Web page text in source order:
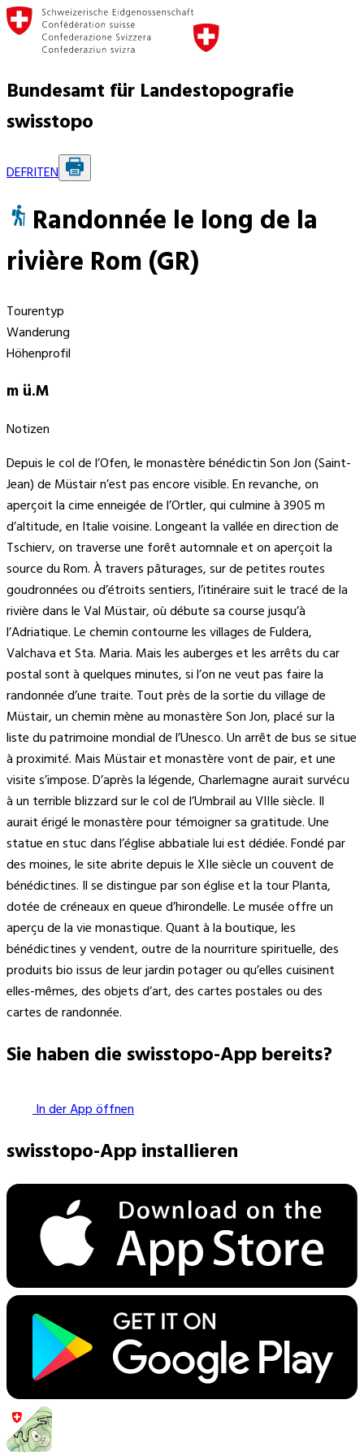
Bundesamt für Landestopografie
swisstopo
DEFRITEN
Randonnée le long de la
rivière Rom (GR)
Tourentyp
Wanderung
Höhenprofil
m ü.M
Notizen
Depuis le col de l’Ofen, le monastère bénédictin Son Jon (Saint-
Jean) de Müstair n’est pas encore visible. En revanche, on
aperçoit la cime enneigée de l’Ortler, qui culmine à 3905 m
d’altitude, en Italie voisine. Longeant la vallée en direction de
Tschierv, on traverse une forêt automnale et on aperçoit la
source du Rom. À travers pâturages, sur de petites routes
goudronnées ou d’étroits sentiers, l’itinéraire suit le tracé de la
rivière dans le Val Müstair, où débute sa course jusqu’à
l’Adriatique. Le chemin contourne les villages de Fuldera,
Valchava et Sta. Maria. Mais les auberges et les arrêts du car
postal sont à quelques minutes, si l’on ne veut pas faire la
randonnée d’une traite. Tout près de la sortie du village de
Müstair, un chemin mène au monastère Son Jon, placé sur la
liste du patrimoine mondial de l’Unesco. Un arrêt de bus se situe
à proximité. Mais Müstair et monastère vont de pair, et une
visite s’impose. D’après la légende, Charlemagne aurait survécu
à un terrible blizzard sur le col de l’Umbrail au VIIIe siècle. Il
aurait érigé le monastère pour témoigner sa gratitude. Une
statue en stuc dans l’église abbatiale lui est dédiée. Fondé par
des moines, le site abrite depuis le XIIe siècle un couvent de
bénédictines. Il se distingue par son église et la tour Planta,
dotée de créneaux en queue d’hirondelle. Le musée offre un
aperçu de la vie monastique. Quant à la boutique, les
bénédictines y vendent, outre de la nourriture spirituelle, des
produits bio issus de leur jardin potager ou qu’elles cuisinent
elles-mêmes, des objets d’art, des cartes postales ou des
cartes de randonnée.
Sie haben die swisstopo-App bereits?
In der App öffnen
swisstopo-App installieren